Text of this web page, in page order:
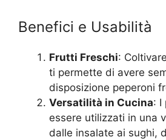
Benefici e Usabilità
Frutti Freschi:
ti permette di avere
disposizione peperoni
Versatilità in Cucina: I
essere utilizzati in una
dalle insalate ai sughi,